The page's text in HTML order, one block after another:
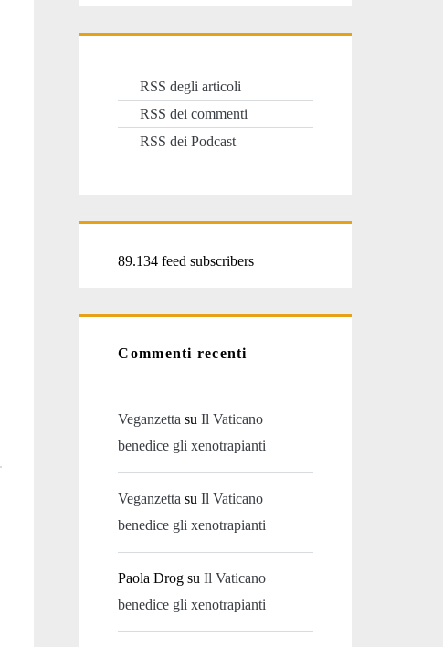
RSS degli articoli
RSS dei commenti
RSS dei Podcast
89.134 feed subscribers
Commenti recenti
Veganzetta suIl Vaticano
benedice gli xenotrapianti
Veganzetta suIl Vaticano
benedice gli xenotrapianti
Paola Drog suIl Vaticano
benedice gli xenotrapianti